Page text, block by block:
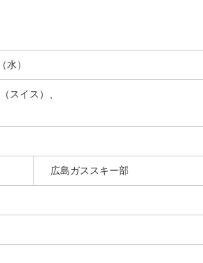
）
スイス）、
広島ガススキー部